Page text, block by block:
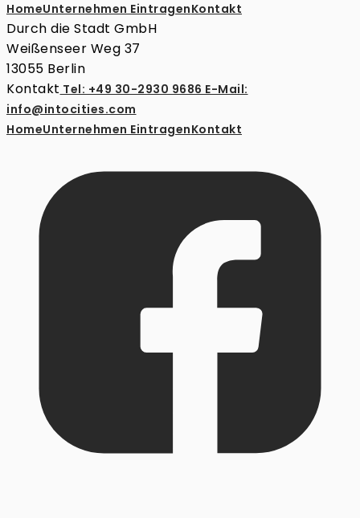
HomeUnternehmen EintragenKontakt
Durch die Stadt GmbH
Weißenseer Weg 37
13055 Berlin
Kontakt Tel: +49 30-2930 9686 E-Mail:
info@intocities.com
HomeUnternehmen EintragenKontakt